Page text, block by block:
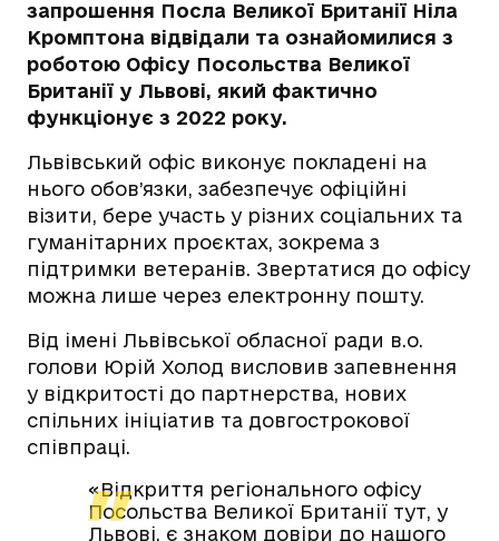
запрошення Посла Великої Британії Ніла
Кромптона відвідали та ознайомилися з
роботою Офісу Посольства Великої
Британії у Львові, який фактично
функціонує з 2022 року.
Львівський офіс виконує покладені на
нього обов’язки, забезпечує офіційні
візити, бере участь у різних соціальних та
гуманітарних проєктах, зокрема з
підтримки ветеранів. Звертатися до офісу
можна лише через електронну пошту.
Від імені Львівської обласної ради в.о.
голови Юрій Холод висловив запевнення
у відкритості до партнерства, нових
спільних ініціатив та довгострокової
співпраці.
«Відкриття регіонального офісу
Посольства Великої Британії тут, у
Львові, є знаком довіри до нашого